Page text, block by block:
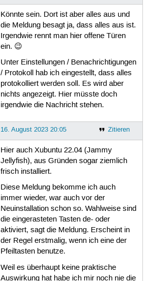
Könnte sein. Dort ist aber alles aus und
die Meldung besagt ja, dass alles aus ist.
Irgendwie rennt man hier offene Türen
ein. 😉
Unter Einstellungen / Benachrichtigungen
/ Protokoll hab ich eingestellt, dass alles
protokolliert werden soll. Es wird aber
nichts angezeigt. Hier müsste doch
irgendwie die Nachricht stehen.
Zitieren
16. August 2023 20:05
Hier auch Xubuntu 22.04 (Jammy
Jellyfish), aus Gründen sogar ziemlich
frisch installiert.
Diese Meldung bekomme ich auch
immer wieder, war auch vor der
Neuinstallation schon so. Wahlweise sind
die eingerasteten Tasten de- oder
aktiviert, sagt die Meldung. Erscheint in
der Regel erstmalig, wenn ich eine der
Pfeiltasten benutze.
Weil es überhaupt keine praktische
Auswirkung hat habe ich mir noch nie die